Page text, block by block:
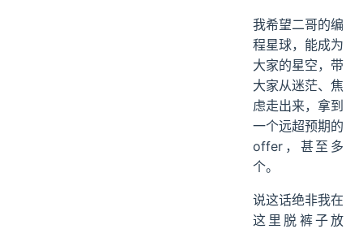
我希望二哥的编
程星球，能成为
大家的星空，带
大家从迷茫、焦
虑走出来，拿到
一个远超预期的
offer，甚至多
个。
说这话绝非我在
这里脱裤子放